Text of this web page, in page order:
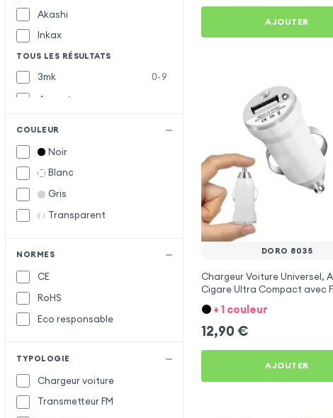
Akashi
Inkax
TOUS LES RÉSULTATS
3mk
0-9
4smarts
Forcell
Samsung
S
Satechi
Setty
X-Level
COULEUR
Noir
Blanc
Gris
Transparent
NORMES
CE
RoHS
Eco responsable
TYPOLOGIE
Chargeur voiture
Transmetteur FM
AJOUTER
DORO 8035
Chargeur Voiture Universel,
Cigare Ultra Compact avec
Métallisée - Blanc
+ 1 couleur
12,90 €
AJOUTER